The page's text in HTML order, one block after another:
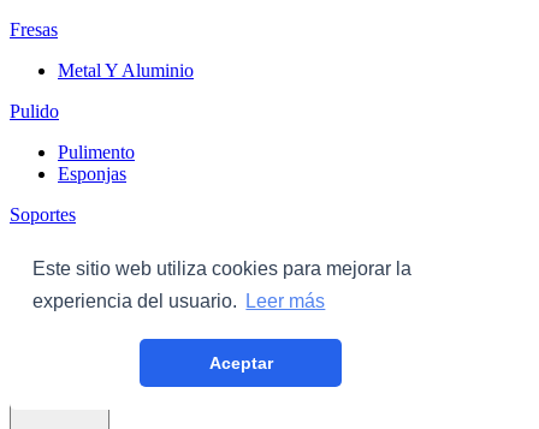
Este sitio web utiliza cookies para mejorar la
experiencia del usuario.
Leer más
Aceptar
Fresas
Metal Y Aluminio
Pulido
Pulimento
Esponjas
Soportes
Triangulares